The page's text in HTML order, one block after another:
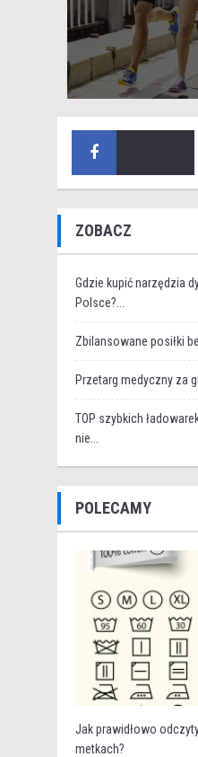
ZOBACZ
Gdzie kupić narzędzia
Polsce?...
Zbilansowane posiłki
Przetarg medyczny za
TOP szybkich
nie...
POLECAMY
Jak prawidłowo
metkach?